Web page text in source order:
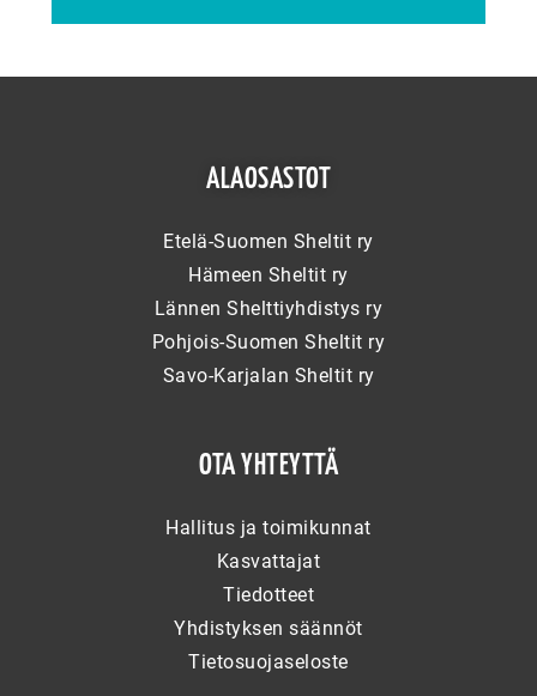
ALAOSASTOT
Etelä-Suomen Sheltit ry
Hämeen Sheltit ry
Lännen Shelttiyhdistys ry
Pohjois-Suomen Sheltit ry
Savo-Karjalan Sheltit ry
OTA YHTEYTTÄ
Hallitus ja toimikunnat
Kasvattajat
Tiedotteet
Yhdistyksen säännöt
Tietosuojaseloste